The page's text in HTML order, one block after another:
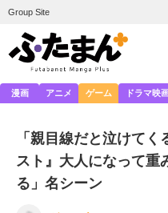
Group Site
漫画 アニメ ゲーム ドラマ映
「親目線だと泣けて
スト』大人になって重
る」名シーン